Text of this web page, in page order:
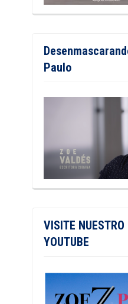
Paulo
VISITE NUESTRO
YOUTUBE